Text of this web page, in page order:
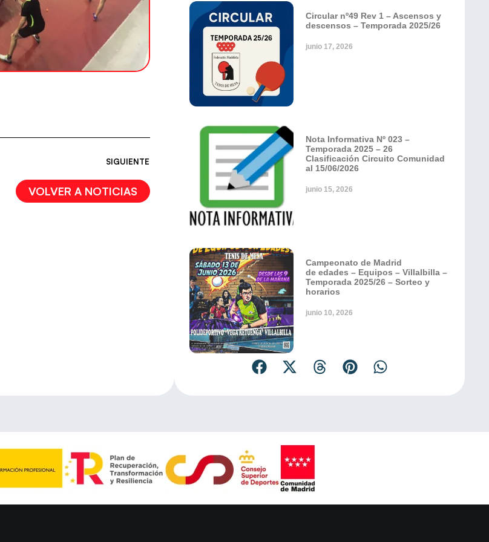
SIGUIENTE
VOLVER A NOTICIAS
Circular nº49 Rev 1 – Ascensos y
descensos – Temporada 2025/26
junio 17, 2026
Nota Informativa Nº 023 –
Temporada 2025 – 26
Clasificación Circuito Comunidad
al 15/06/2026
junio 15, 2026
Campeonato de Madrid
de edades – Equipos – Villalbilla –
Temporada 2025/26 – Sorteo y
horarios
junio 10, 2026